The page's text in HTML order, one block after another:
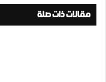
مقالات ذات صلة